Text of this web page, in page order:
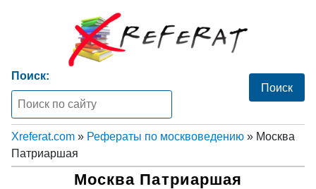
Поиск:
Xreferat.com » Рефераты по москвоведению » Москва
Патриаршая
Москва Патриаршая